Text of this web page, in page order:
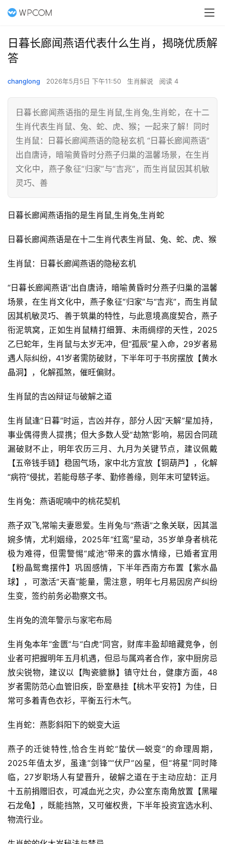
日暮长廊闻燕语代表什么生肖，揭晓优质解
答
changlong 2026年5月5日 下午11:50 生肖解说 阅读 4
日暮长廊闻燕语指的是生肖鼠,生肖兔,生肖蛇，在十二
生肖代表生肖鼠、兔、蛇、虎、猴；一起来了解！同时
生肖鼠：日暮长廊闻燕语的隐秘玄机 “日暮长廊闻燕语”
出自唐诗，暗喻黄昏时分燕子归巢的温馨场景，在生肖
文化中，燕子象征“归家”与“吉兆”，而生肖鼠因其机敏
灵巧、善
日暮长廊闻燕语指的是生肖鼠,生肖兔,生肖蛇
日暮长廊闻燕语是在十二生肖代表生肖鼠、兔、蛇、虎、猴
生肖鼠：日暮长廊闻燕语的隐秘玄机
“日暮长廊闻燕语”出自唐诗，暗喻黄昏时分燕子归巢的温馨
场景，在生肖文化中，燕子象征“归家”与“吉兆”，而生肖鼠
因其机敏灵巧、善于筑巢的特性，与此意境高度契合，燕子
衔泥筑窝，正如生肖鼠精打细算、未雨绸缪的天性，2025
乙巳蛇年，生肖鼠与太岁无冲，但“孤辰”星入命，29岁者易
遇人际纠纷，41岁者需防破财，下半年可于书房摆放【黄水
晶洞】，化解孤煞，催旺偏财。
生肖鼠的吉凶辩证与破解之道
生肖鼠逢“日暮”时运，吉凶并存，部分人因“天解”星加持，
事业偶得贵人提携；但大多数人受“劫煞”影响，易因合同疏
漏破财不止，明年农历三月、九月为关键节点，建议佩戴
【五帝钱手链】稳固气场，家中北方宜放【铜葫芦】，化解
“病符”侵扰，若能母慈子孝、勤修善缘，则年末可望转运。
生肖兔：燕语呢喃中的桃花契机
燕子双飞,常喻夫妻恩爱。生肖兔与“燕语”之象关联，因其温
婉多情，尤利姻缘，2025年“红鸾”星动，35岁单身者桃花
极为难得，但需警惕“咸池”带来的露水情缘，已婚者宜用
【粉晶鸳鸯摆件】巩固感情，下半年西南方布置【紫水晶
球】，可激活“天喜”能量，需注意，明年七月易因房产纠纷
生变，签约前务必勘察文书。
生肖兔的流年警示与家宅布局
生肖兔本年“金匮”与“白虎”同宫，财库丰盈却暗藏竞争，创
业者可把握明年五月机遇，但忌与属鸡者合作，家中厨房忌
放尖锐物，建议以【陶瓷貔貅】镇守灶台，健康方面，48
岁者需防范心血管旧疾，卧室悬挂【桃木平安符】为佳，日
常可多着青色衣衫，平衡五行木气。
生肖蛇：燕影斜阳下的蜕变大运
燕子的迁徙特性,恰合生肖蛇“蛰伏—蜕变”的命理周期，
2025年值太岁，虽逢“剑锋”“伏尸”凶星，但“将星”同时降
临，27岁职场人有望晋升，破解之道在于主动应劫：正月
十五前捐赠旧衣，可减血光之灾，办公室东南角放置【黑曜
石龙龟】，既能挡煞，又可催权贵，下半年投资宜选水利、
物流行业。